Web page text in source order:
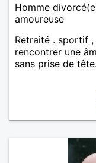
Homme
amoureuse
Retraité . sportif
rencontrer une
sans prise de